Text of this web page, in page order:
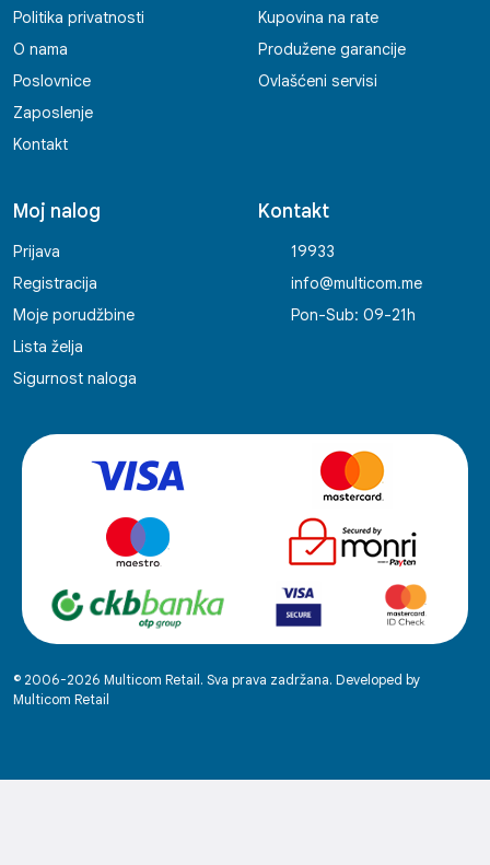
Politika privatnosti
O nama
Poslovnice
Zaposlenje
Kontakt
Kupovina na rate
Produžene garancije
Ovlašćeni servisi
Moj nalog
Prijava
Registracija
Moje porudžbine
Lista želja
Sigurnost naloga
Kontakt
19933
info@multicom.me
Pon-Sub: 09-21h
© 2006-2026 Multicom Retail. Sva prava zadržana. Developed by
Multicom Retail